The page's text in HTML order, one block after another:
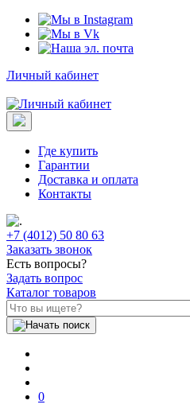
Личный кабинет
Где купить
Гарантии
Доставка и оплата
Контакты
+7 (4012) 50 80 63
Заказать звонок
Есть вопросы?
Задать вопрос
Каталог товаров
0